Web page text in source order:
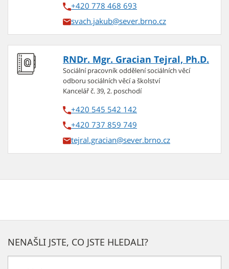
+420 778 468 693
svach.jakub
RNDr. Mgr. Gracian Tejral, Ph.D.
Sociální pracovník oddělení sociálních věcí
odboru sociálních věcí a školství
Kancelář č. 39, 2. poschodí
+420 545 542 142
+420 737 859 749
tejral.gracian
NENAŠLI JSTE, CO JSTE HLEDALI?